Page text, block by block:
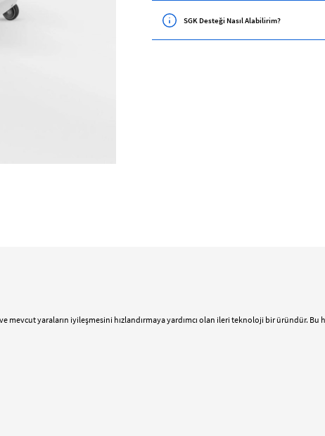
SGK Desteği Nasıl Alabilirim?
yaraların iyileşmesini hızlandırmaya yardımcı olan ileri teknoloji bir üründür. Bu